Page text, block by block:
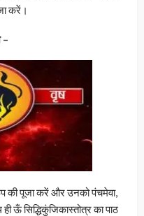
करें।
–
की पूजा करें और उनको पंचमेवा,
ऊँ सिद्धिकुंजिकास्तोत्र का पाठ